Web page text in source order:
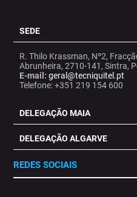
SEDE
R. Thilo Krassman, Nº2,
Abrunheira, 2710-141, Sintra,
E-mail: geral@tecniquitel.pt
Telefone: +351 219 154 600
DELEGAÇÃO MAIA
DELEGAÇÃO ALGARVE
REDES SOCIAIS